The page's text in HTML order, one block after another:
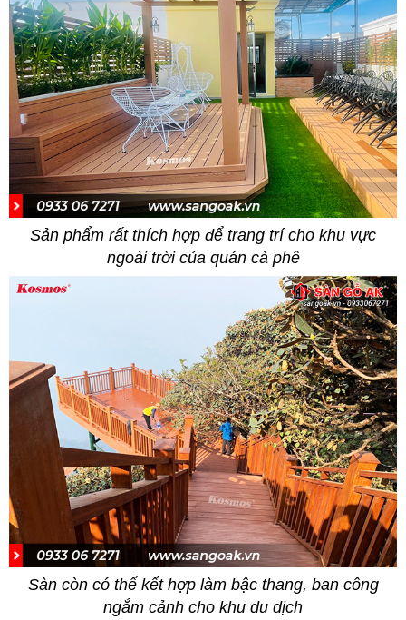
Sản phẩm rất thích hợp để trang trí cho khu vực
ngoài trời của quán cà phê
Sàn còn có thể kết hợp làm bậc thang, ban công
ngắm cảnh cho khu du dịch